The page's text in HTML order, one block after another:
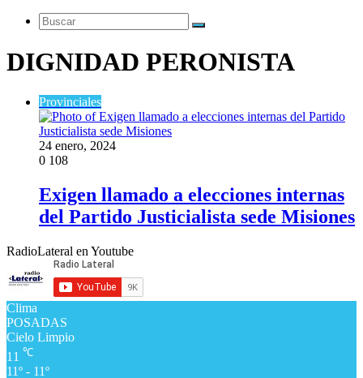
Buscar
DIGNIDAD PERONISTA
Provinciales
24 enero, 2024
0 108
Exigen llamado a elecciones internas
del Partido Justicialista sede Misiones
RadioLateral en Youtube
Clima
POSADAS
Cielo Limpio
11 ℃
11º - 11º